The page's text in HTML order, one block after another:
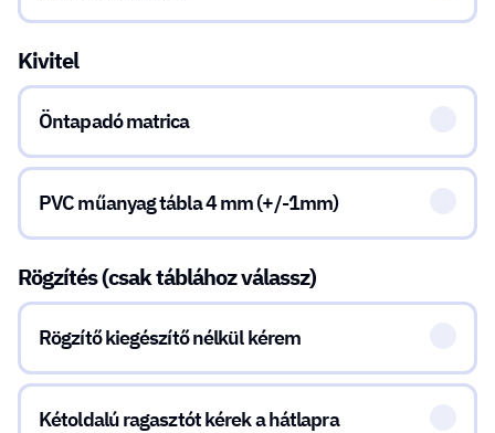
Kivitel
Öntapadó matrica
PVC műanyag tábla 4 mm (+/-1mm)
Rögzítés (csak táblához válassz)
Rögzítő kiegészítő nélkül kérem
Kétoldalú ragasztót kérek a hátlapra